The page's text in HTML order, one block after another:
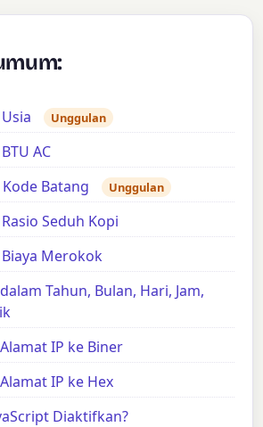
Unggulan
AC
Batang
Unggulan
Seduh Kopi
Merokok
Tahun, Bulan, Hari, Jam,
IP ke Biner
IP ke Hex
Diaktifkan?